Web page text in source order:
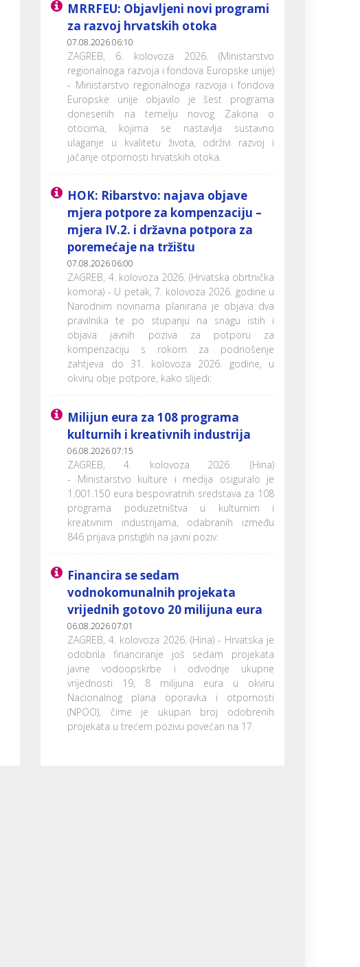
MRRFEU: Objavljeni novi programi
za razvoj hrvatskih otoka
07.08.2026 06:10
ZAGREB, 6. kolovoza 2026. (Ministarstvo
regionalnoga razvoja i fondova Europske unije)
- Ministarstvo regionalnoga razvoja i fondova
Europske unije objavilo je šest programa
donesenih na temelju novog Zakona o
otocima, kojima se nastavlja sustavno
ulaganje u kvalitetu života, održivi razvoj i
jačanje otpornosti hrvatskih otoka.
HOK: Ribarstvo: najava objave
mjera potpore za kompenzaciju –
mjera IV.2. i državna potpora za
poremećaje na tržištu
07.08.2026 06:00
ZAGREB, 4. kolovoza 2026. (Hrvatska obrtnička
komora) - U petak, 7. kolovoza 2026. godine u
Narodnim novinama planirana je objava dva
pravilnika te po stupanju na snagu istih i
objava javnih poziva za potporu za
kompenzaciju s rokom za podnošenje
zahtjeva do 31. kolovoza 2026. godine, u
okviru obje potpore, kako slijedi:
Milijun eura za 108 programa
kulturnih i kreativnih industrija
06.08.2026 07:15
ZAGREB, 4. kolovoza 2026. (Hina)
- Ministarstvo kulture i medija osiguralo je
1.001.150 eura bespovratnih sredstava za 108
programa poduzetništva u kulturnim i
kreativnim industrijama, odabranih između
846 prijava pristiglih na javni poziv.
Financira se sedam
vodnokomunalnih projekata
vrijednih gotovo 20 milijuna eura
06.08.2026 07:01
ZAGREB, 4. kolovoza 2026. (Hina) - Hrvatska je
odobrila financiranje još sedam projekata
javne vodoopskrbe i odvodnje ukupne
vrijednosti 19, 8 milijuna eura u okviru
Nacionalnog plana oporavka i otpornosti
(NPOO), čime je ukupan broj odobrenih
projekata u trećem pozivu povećan na 17.